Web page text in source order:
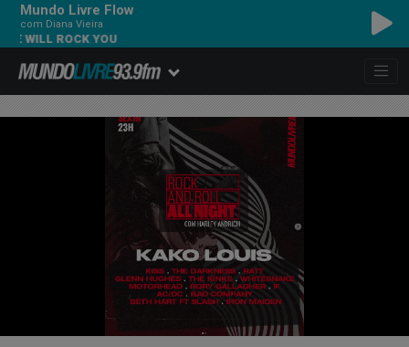
Mundo Livre Flow
com Diana Vieira
WILL ROCK YOU